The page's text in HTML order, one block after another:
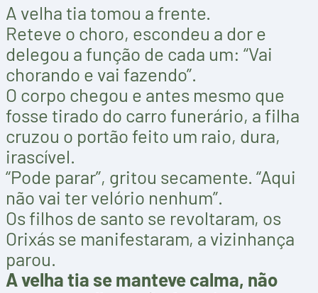
A velha tia tomou a frente.
Reteve o choro, escondeu a dor e
delegou a função de cada um: “Vai
chorando e vai fazendo”.
O corpo chegou e antes mesmo que
fosse tirado do carro funerário, a filha
cruzou o portão feito um raio, dura,
irascível.
“Pode parar”, gritou secamente. “Aqui
não vai ter velório nenhum”.
Os filhos de santo se revoltaram, os
Orixás se manifestaram, a vizinhança
parou.
A velha tia se manteve calma, não